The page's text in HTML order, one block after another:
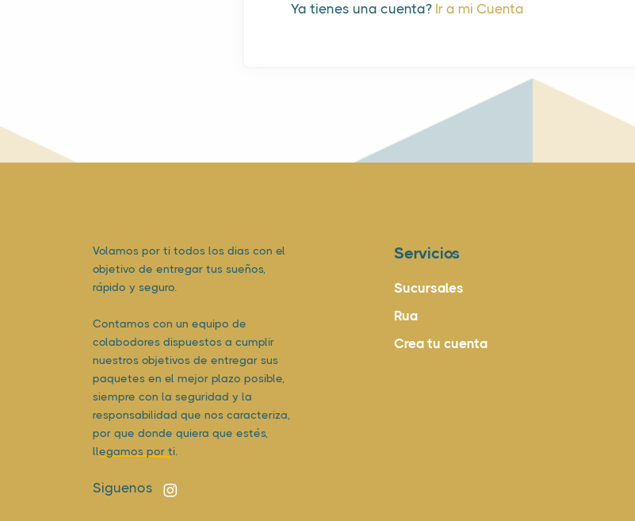
Ya tienes una cuenta? Ir a mi Cuenta
Volamos por ti todos los dias con el
objetivo de entregar tus sueños,
rápido y seguro.
Contamos con un equipo de
colabodores dispuestos a cumplir
nuestros objetivos de entregar sus
paquetes en el mejor plazo posible,
siempre con la seguridad y la
responsabilidad que nos caracteriza,
por que donde quiera que estés,
llegamos por ti.
Siguenos
Servicios
Sucursales
Rua
Crea tu cuenta